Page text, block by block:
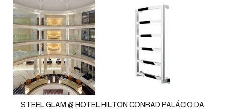
STEEL GLAM @ HOTEL HILTON CONRAD PALÁCIO DA